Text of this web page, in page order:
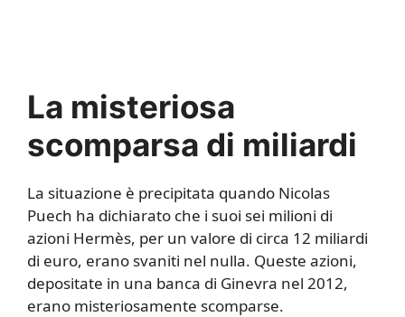
La misteriosa
scomparsa di miliardi
La situazione è precipitata quando Nicolas
Puech ha dichiarato che i suoi sei milioni di
azioni Hermès, per un valore di circa 12 miliardi
di euro, erano svaniti nel nulla. Queste azioni,
depositate in una banca di Ginevra nel 2012,
erano misteriosamente scomparse.